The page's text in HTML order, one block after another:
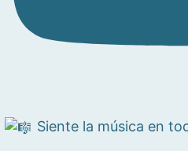
Siente la música en